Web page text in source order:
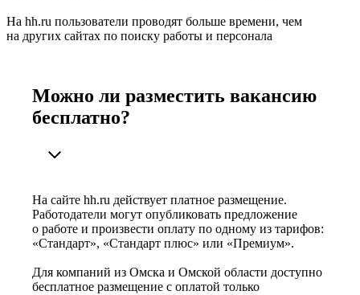
На hh.ru пользователи проводят больше времени, чем
на других сайтах по поиску работы и персонала
Можно ли разместить вакансию
бесплатно?
На сайте hh.ru действует платное размещение.
Работодатели могут опубликовать предложение
о работе и произвести оплату по одному из тарифов:
«Стандарт», «Стандарт плюс» или «Премиум».
Для компаний из Омска и Омской области доступно
бесплатное размещение с оплатой только